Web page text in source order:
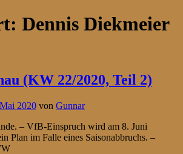
Dennis Diekmeier
(KW 22/2020, Teil 2)
2020 von Gunnar
– VfB-Einspruch wird am 8. Juni
Plan im Falle eines Saisonabbruchs. –